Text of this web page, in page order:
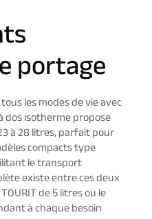
portage
les modes de vie avec
dos isotherme propose
à 28 litres, parfait pour
compacts type
le transport
existe entre ces deux
de 5 litres ou le
à chaque besoin